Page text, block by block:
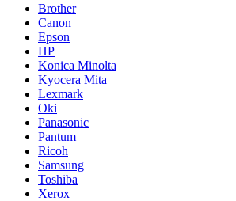
Brother
Canon
Epson
HP
Konica Minolta
Kyocera Mita
Lexmark
Oki
Panasonic
Pantum
Ricoh
Samsung
Toshiba
Xerox